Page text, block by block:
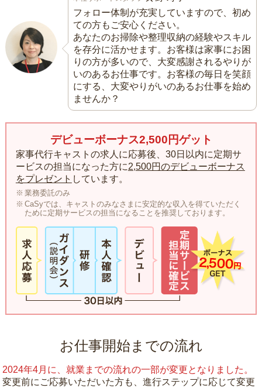
フォロー体制が充実していますので、初め
ての方もご安心ください。
あなたのお掃除や整理収納の経験やスキル
を存分に活かせます。お客様は家事にお困
りの方が多いので、大変感謝されるやりが
いのあるお仕事です。お客様の毎日を笑顔
にする、大変やりがいのあるお仕事を始め
ませんか？
デビューボーナス2,500円ゲット
家事代行キャストの求人に応募後、30日以内に定期サ
ービスの担当になった方に2,500円のデビューボーナス
をプレゼント しています。
業務委託のみ
CaSyでは、キャストのみなさまに安定的な収入を得ていただく
ために定期サービスの担当になることを推奨しております。
お仕事開始までの流れ
2024年4月に、就業までの流れの一部が変更となりました。
変更前にご応募いただいた方も、進行ステップに応じて変更